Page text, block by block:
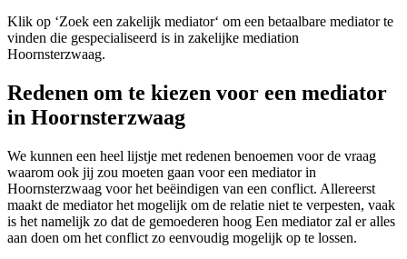
Klik op ‘Zoek een zakelijk mediator‘ om een betaalbare mediator te
vinden die gespecialiseerd is in zakelijke mediation
Hoornsterzwaag.
Redenen om te kiezen voor een mediator
in Hoornsterzwaag
We kunnen een heel lijstje met redenen benoemen voor de vraag
waarom ook jij zou moeten gaan voor een mediator in
Hoornsterzwaag voor het beëindigen van een conflict. Allereerst
maakt de mediator het mogelijk om de relatie niet te verpesten, vaak
is het namelijk zo dat de gemoederen hoog Een mediator zal er alles
aan doen om het conflict zo eenvoudig mogelijk op te lossen.